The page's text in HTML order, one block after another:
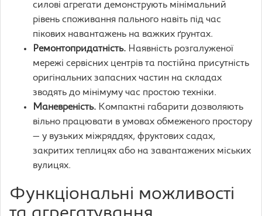
силові агрегати демонструють мінімальний
рівень споживання пального навіть під час
пікових навантажень на важких ґрунтах.
Ремонтопридатність. Наявність розгалуженої
мережі сервісних центрів та постійна присутність
оригінальних запасних частин на складах
зводять до мінімуму час простою техніки.
Маневреність. Компактні габарити дозволяють
вільно працювати в умовах обмеженого простору
— у вузьких міжряддях, фруктових садах,
закритих теплицях або на завантажених міських
вулицях.
Функціональні можливості